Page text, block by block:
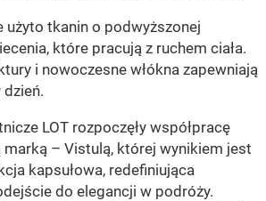
użyto tkanin o podwyższonej
które pracują z ruchem ciała.
i nowoczesne włókna zapewniają
dzień.
LOT rozpoczęły współpracę
– Vistulą, której wynikiem jest
kapsułowa, redefiniująca
do elegancji w podróży.